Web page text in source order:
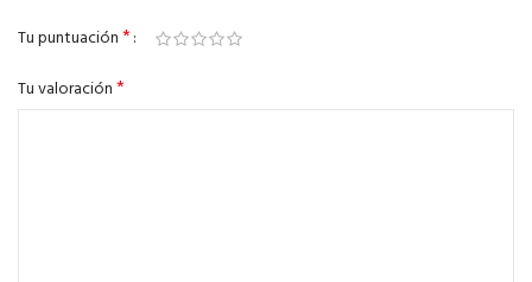
Tu puntuación*
Tu valoración*